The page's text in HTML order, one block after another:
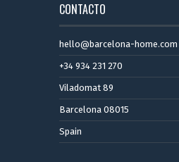
CONTACTO
hello@barcelona-home.com
+34 934 231 270
Viladomat 89
Barcelona 08015
Spain